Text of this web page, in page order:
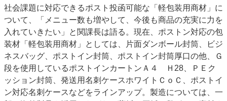
社会課題に対応できるポスト投函可能な「軽包装用商材」に
ついて、「メニュー数も増やして、今後も商品の充実に力を
入れていきたい」と関課長は語る。現在、ポストン対応の包
装材「軽包装用商材」としては、片面ダンボール封筒、ビジ
ネスバッグ、ポストイン封筒、ポストイン封筒厚口の他、Ｇ
段を使用しているポストインカートンＡ４ Ｈ28、ＰＥク
ッション封筒、発送用名刺ケースホワイトＣｏＣ、ポストイ
ン対応名刺ケースなどをラインアップ。製造については、一